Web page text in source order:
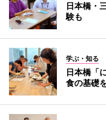
日本橋・
験も
学ぶ・知る
日本橋「
食の基礎